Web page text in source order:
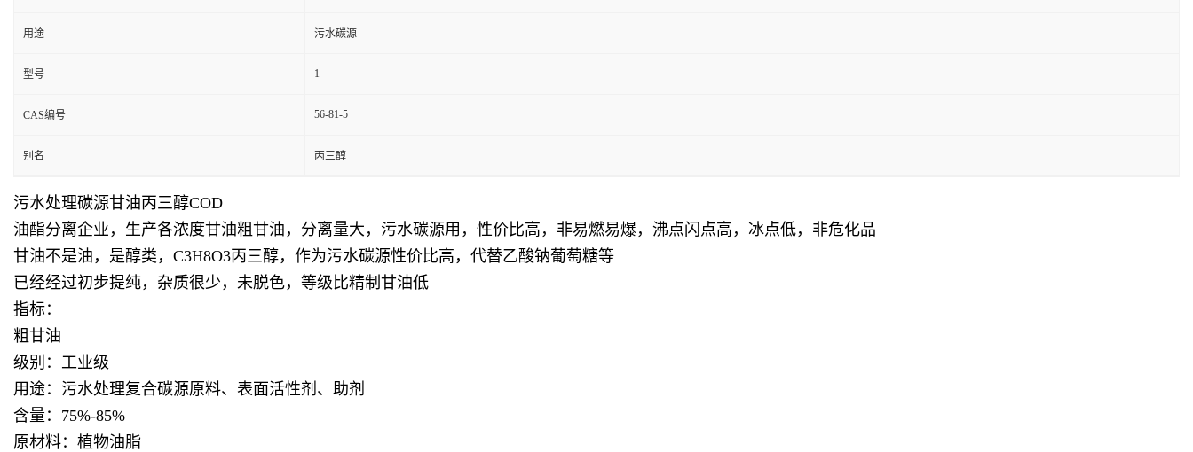
用途 污水碳源
型号 1
CAS编号 56-81-5
别名 丙三醇
污水处理碳源甘油丙三醇COD
油酯分离企业，生产各浓度甘油粗甘油，分离量大，污水碳源用，性价比高，非易燃易爆，沸点闪点高，冰点低，非危化品
甘油不是油，是醇类，C3H8O3丙三醇，作为污水碳源性价比高，代替乙酸钠葡萄糖等
已经经过初步提纯，杂质很少，未脱色，等级比精制甘油低
指标：
粗甘油
级别：工业级
用途：污水处理复合碳源原料、表面活性剂、助剂
含量：75%-85%
原材料：植物油脂